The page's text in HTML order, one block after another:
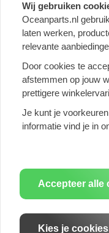
Model: M3 - 317 kW
Concurrentie - 331 kW
[S55B30A] OPF, M4 -
OPF, M4 Competition -
kW [S55B30A] OPF
UW VOORDELEN IN EEN
 Sportief design geeft
waarde ervan.
waaronder CAD in ons
 We optimaliseren het
 Het geoptimaliseerde
Wij gebruiken
Oceanparts.nl
laten werken,
relevante
Door cookies te
afstemmen op jouw
prettigere
Je kunt je
informatie vind je in
Accepteer alle
Kies je cookies